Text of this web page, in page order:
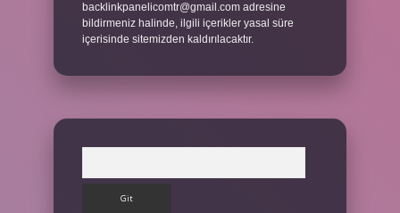
backlinkpanelicomtr@gmail.com adresine
bildirmeniz halinde, ilgili içerikler yasal süre
içerisinde sitemizden kaldırılacaktır.